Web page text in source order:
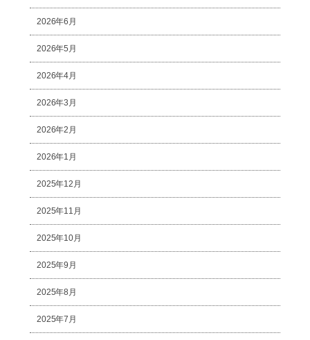
2026年6月
2026年5月
2026年4月
2026年3月
2026年2月
2026年1月
2025年12月
2025年11月
2025年10月
2025年9月
2025年8月
2025年7月